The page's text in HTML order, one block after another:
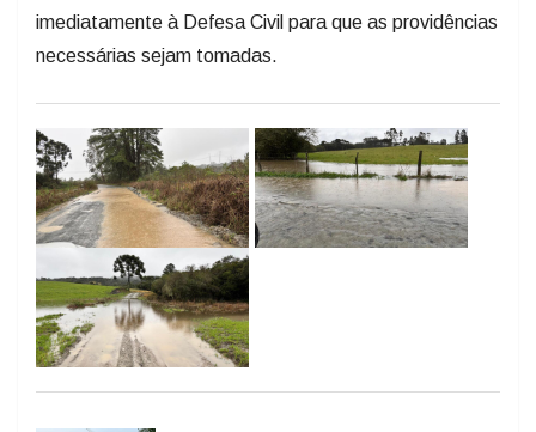
imediatamente à Defesa Civil para que as providências
necessárias sejam tomadas.